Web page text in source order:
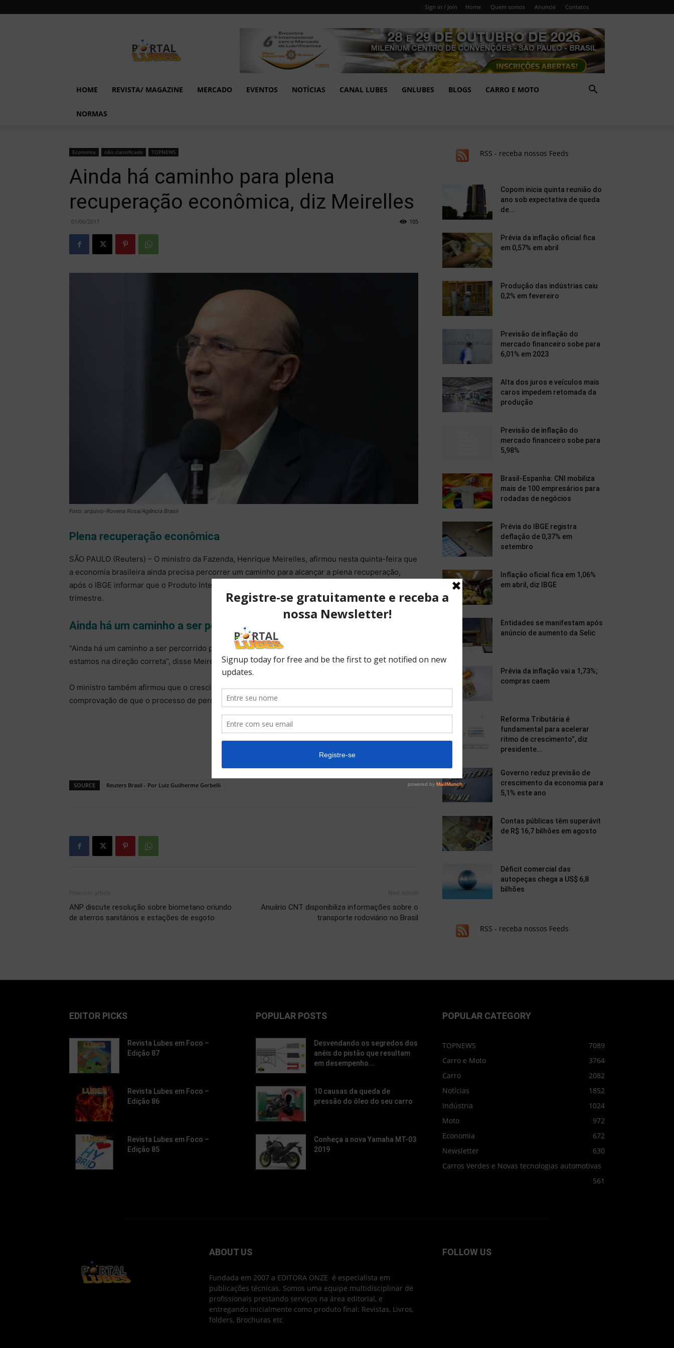
Sign in / Join Home Quem somos Anuncie Contatos
em
Foco
HOME REVISTA/ MAGAZINE MERCADO EVENTOS NOTÍCIAS CANAL LUBES GNLUBES BLOGS CARRO E MOTO
NORMAS
Economia não classificado TOPNEWS
Ainda há caminho para plena
recuperação econômica, diz Meirelles
01/06/2017 105
Foto: arquivo-Rovena Rosa/Agência Brasil
Plena recuperação econômica
SÃO PAULO (Reuters) – O ministro da Fazenda, Henrique Meirelles, afirmou nesta quinta-feira que
a economia brasileira ainda precisa percorrer um caminho para alcançar a plena recuperação,
após o IBGE informar que o Produto Interno Bruto (PIB) cresceu 1 por cento no primeiro
trimestre.
Ainda há um caminho a ser percorrido
“Ainda há um caminho a ser percorrido para alcançarmos a plena recuperação econômica, mas
estamos na direção correta”, disse Meirelles por meio de nota.
O ministro também afirmou que o crescimento da economia neste início de ano é uma
comprovação de que o processo de perda de confiança na economia brasileira já mudou.
SOURCE Reuters Brasil - Por Luiz Guilherme Gerbelli
ANP discute resolução sobre biometano oriundo
de aterros sanitários e estações de esgoto
Anuário CNT disponibiliza informações sobre o
transporte rodoviário no Brasil
RSS - receba nossos Feeds
Copom inicia quinta reunião do
ano sob expectativa de queda
de...
Prévia da inflação oficial fica
em 0,57% em abril
Produção das indústrias caiu
0,2% em fevereiro
Previsão de inflação do
mercado financeiro sobe para
6,01% em 2023
Alta dos juros e veículos mais
caros impedem retomada da
produção
Previsão de inflação do
mercado financeiro sobe para
5,98%
Brasil-Espanha: CNI mobiliza
mais de 100 empresários para
rodadas de negócios
Prévia do IBGE registra
deflação de 0,37% em
setembro
Inflação oficial fica em 1,06%
em abril, diz IBGE
Entidades se manifestam após
anúncio de aumento da Selic
Prévia da inflação vai a 1,73%;
compras caem
Reforma Tributária é
fundamental para acelerar
ritmo de crescimento”, diz
presidente...
Governo reduz previsão de
crescimento da economia para
5,1% este ano
Contas públicas têm superávit
de R$ 16,7 bilhões em agosto
Déficit comercial das
autopeças chega a US$ 6,8
bilhões
RSS - receba nossos Feeds
EDITOR PICKS
Revista Lubes em Foco –
Edição 87
Revista Lubes em Foco –
Edição 86
Revista Lubes em Foco –
Edição 85
POPULAR POSTS
Desvendando os segredos dos
anéis do pistão que resultam
em desempenho...
10 causas da queda de
pressão do óleo do seu carro
Conheça a nova Yamaha MT-03
2019
POPULAR CATEGORY
TOPNEWS
7089
Carro e Moto
3764
Carro
2082
Notícias
1852
Indústria
1024
Moto
972
Economia
672
Newsletter
630
Carros Verdes e Novas tecnologias automotivas
561
ABOUT US
Fundada em 2007 a EDITORA ONZE é especialista em
publicações técnicas. Somos uma equipe multidisciplinar de
profissionais prestando serviços na área editorial, e
entregando inicialmente como produto final: Revistas, Livros,
folders, Brochuras etc
FOLLOW US